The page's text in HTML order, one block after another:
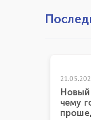
Новый ITIL:
чему
прошедшего